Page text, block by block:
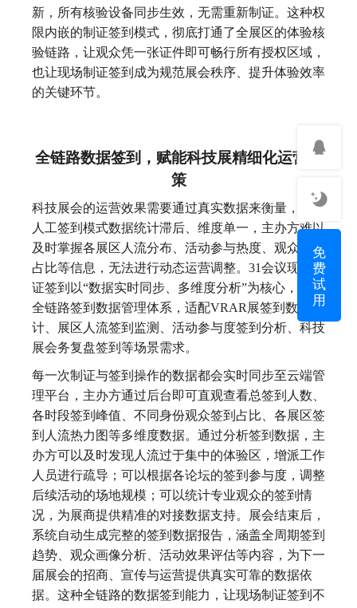
新，所有核验设备同步生效，无需重新制证。这种权
限内嵌的制证签到模式，彻底打通了全展区的体验核
验链路，让观众凭一张证件即可畅行所有授权区域，
也让现场制证签到成为规范展会秩序、提升体验效率
的关键环节。
全链路数据签到，赋能科技展精细化运营决
策
科技展会的运营效果需要通过真实数据来衡量，传统
人工签到模式数据统计滞后、维度单一，主办方难以
及时掌握各展区人流分布、活动参与热度、观众类型
占比等信息，无法进行动态运营调整。31会议现场制
证签到以“数据实时同步、多维度分析”为核心，打造
全链路签到数据管理体系，适配VRAR展签到数据统
计、展区人流签到监测、活动参与度签到分析、科技
展会务复盘签到等场景需求。
每一次制证与签到操作的数据都会实时同步至云端管
理平台，主办方通过后台即可直观查看总签到人数、
各时段签到峰值、不同身份观众签到占比、各展区签
到人流热力图等多维度数据。通过分析签到数据，主
办方可以及时发现人流过于集中的体验区，增派工作
人员进行疏导；可以根据各论坛的签到参与度，调整
后续活动的场地规模；可以统计专业观众的签到情
况，为展商提供精准的对接数据支持。展会结束后，
系统自动生成完整的签到数据报告，涵盖全周期签到
趋势、观众画像分析、活动效果评估等内容，为下一
届展会的招商、宣传与运营提供真实可靠的数据依
据。这种全链路的数据签到能力，让现场制证签到不
免
费
试
用